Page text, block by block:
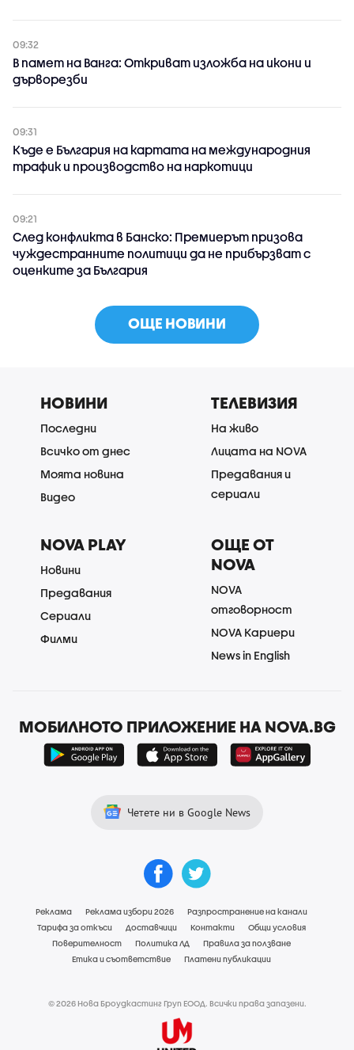
09:32
В памет на Ванга: Откриват изложба на икони и
дърворезби
09:31
Къде е България на картата на международния
трафик и производство на наркотици
09:21
След конфликта в Банско: Премиерът призова
чуждестранните политици да не прибързват с
оценките за България
ОЩЕ НОВИНИ
НОВИНИ
Последни
Всичко от днес
Моята новина
Видео
ТЕЛЕВИЗИЯ
На живо
Лицата на NOVA
Предавания и
сериали
NOVA PLAY
Новини
Предавания
Сериали
Филми
ОЩЕ ОТ
NOVA
NOVA
отговорност
NOVA Кариери
News in English
МОБИЛНОТО ПРИЛОЖЕНИЕ НА NOVA.BG
Четете ни в Google News
Реклама Реклама избори 2026
Разпространение на канали
Тарифа за откъси
Доставчици Контакти
Общи условия
Поверителност
Политика ЛД
Правила за ползване
Етика и съответствие
Платени публикации
© 2026 Нова Броудкастинг Груп ЕООД. Всички права запазени.